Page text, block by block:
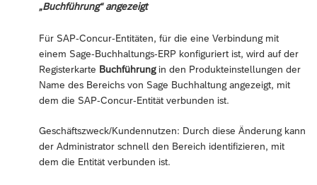
„Buchführung“ angezeigt
Für SAP-Concur-Entitäten, für die eine Verbindung mit
einem Sage-Buchhaltungs-ERP konfiguriert ist, wird auf der
Registerkarte Buchführungin den Produkteinstellungen der
Name des Bereichs von Sage Buchhaltung angezeigt, mit
dem die SAP-Concur-Entität verbunden ist.
Geschäftszweck/Kundennutzen: Durch diese Änderung kann
der Administrator schnell den Bereich identifizieren, mit
dem die Entität verbunden ist.